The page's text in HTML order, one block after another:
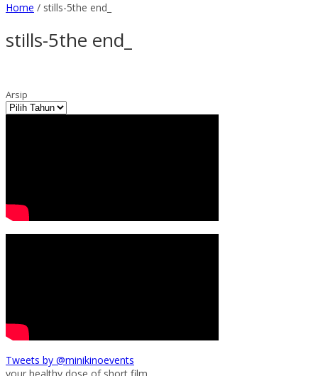
Home / stills-5the end_
stills-5the end_
Arsip
Tweets by @minikinoevents